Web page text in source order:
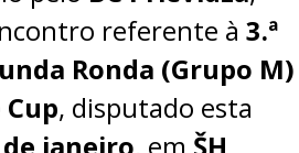
referente à 3.ª
Ronda (Grupo M)
Cup, disputado esta
janeiro, em ŠH